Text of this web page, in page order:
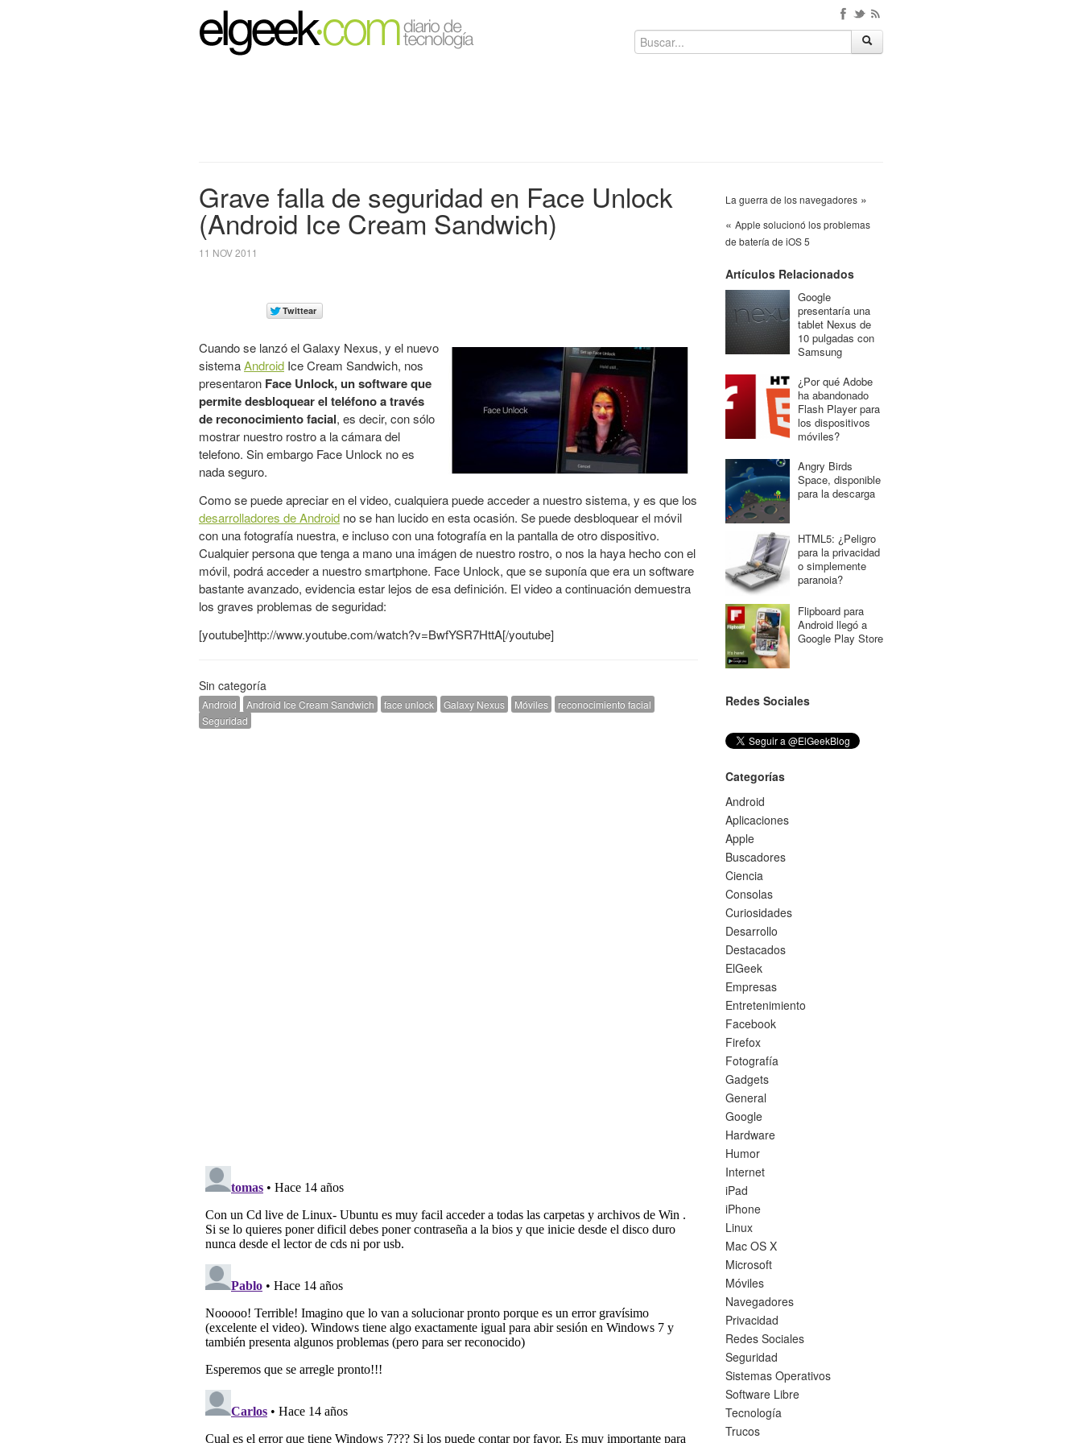
Grave falla de seguridad en Face Unlock
(Android Ice Cream Sandwich)
11 NOV 2011
Cuando se lanzó el Galaxy Nexus, y el nuevo
sistemaAndroid Ice Cream Sandwich, nos
presentaron Face Unlock, un software que
permite desbloquear el teléfono a través
de reconocimiento facial, es decir, con sólo
mostrar nuestro rostro a la cámara del
telefono. Sin embargo Face Unlock no es
nada seguro.
Como se puede apreciar en el video, cualquiera puede acceder a nuestro sistema, y es que los
desarrolladores de Android no se han lucido en esta ocasión. Se puede desbloquear el móvil
con una fotografía nuestra, e incluso con una fotografía en la pantalla de otro dispositivo.
Cualquier persona que tenga a mano una imágen de nuestro rostro, o nos la haya hecho con el
móvil, podrá acceder a nuestro smartphone. Face Unlock, que se suponía que era un software
bastante avanzado, evidencia estar lejos de esa definición. El video a continuación demuestra
los graves problemas de seguridad:
[youtube]http://www.youtube.com/watch?v=BwfYSR7HttA[/youtube]
Sin categoría
Android Android Ice Cream Sandwich face unlock Galaxy Nexus Móviles
reconocimiento facial
Seguridad
La guerra de los navegadores»
« Apple solucionó los problemas
de batería de iOS 5
Artículos Relacionados
Google
presentaría una
tablet Nexus de
10 pulgadas con
Samsung
¿Por qué Adobe
ha abandonado
Flash Player para
los dispositivos
móviles?
Angry Birds
Space, disponible
para la descarga
HTML5: ¿Peligro
para la privacidad
o simplemente
paranoia?
Flipboard para
Android llegó a
Google Play Store
Redes Sociales
Categorías
Android
Aplicaciones
Apple
Buscadores
Ciencia
Consolas
Curiosidades
Desarrollo
Destacados
ElGeek
Empresas
Entretenimiento
Facebook
Firefox
Fotografía
Gadgets
General
Google
Hardware
Humor
Internet
iPad
iPhone
Linux
Mac OS X
Microsoft
Móviles
Navegadores
Privacidad
Redes Sociales
Seguridad
Sistemas Operativos
Software Libre
Tecnología
Trucos